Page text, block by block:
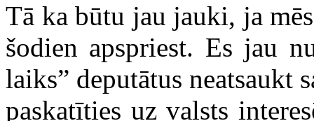
Tā ka būtu jau jauki, ja
šodien apspriest. Es jau
laiks” deputātus neatsaukt
paskatīties uz valsts